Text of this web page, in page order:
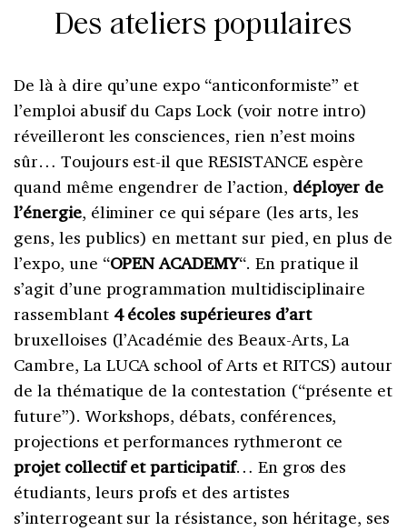
Des ateliers populaires
De là à dire qu’une expo “anticonformiste” et
l’emploi abusif du Caps Lock (voir notre intro)
réveilleront les consciences, rien n’est moins
sûr… Toujours est-il que RESISTANCE espère
quand même engendrer de l’action, déployer de
l’énergie, éliminer ce qui sépare (les arts, les
gens, les publics) en mettant sur pied, en plus de
l’expo, une “OPEN ACADEMY“. En pratique il
s’agit d’une programmation multidisciplinaire
rassemblant 4 écoles supérieures d’art
bruxelloises (l’Académie des Beaux-Arts, La
Cambre, La LUCA school of Arts et RITCS) autour
de la thématique de la contestation (“présente et
future”). Workshops, débats, conférences,
projections et performances rythmeront ce
projet collectif et participatif… En gros des
étudiants, leurs profs et des artistes
s’interrogeant sur la résistance, son héritage, ses